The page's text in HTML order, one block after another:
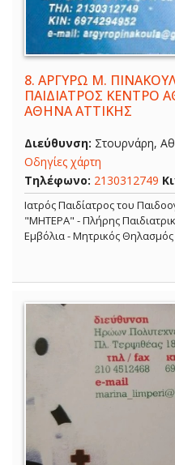
8. ΑΡΓΥΡΩ Μ.
ΠΑΙΔΙΑΤΡΟΣ ΚΕΝΤΡΟ
ΑΘΗΝΑ ΑΤΤΙΚΗΣ
Διεύθυνση: Στουρνάρη,
Οδηγίες χάρτη
Τηλέφωνο: 2130312749
Ιατρός Παιδίατρος του
"ΜΗΤΕΡΑ" - Πλήρης
Εμβόλια - Μητρικός Θηλασμός